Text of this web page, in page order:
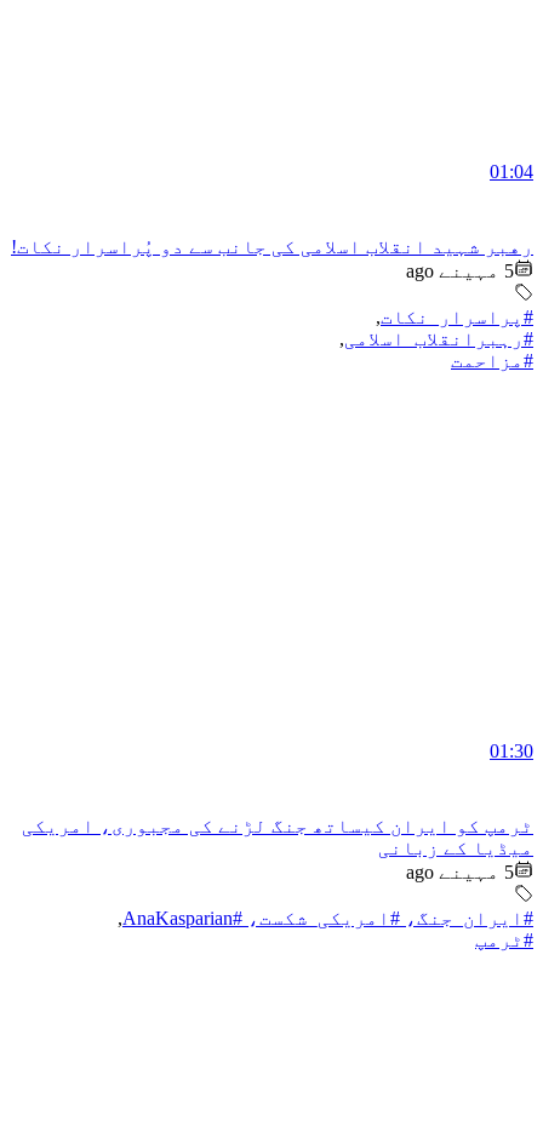
01:04
رهبر شہید انقلاب اسلامی کی جانب سے دو پُراسرار نکات!
5 مہینے ago
#پراسرار_نکات,
#رہبرانقلاب_اسلامی,
#مزاحمت
01:30
ٹرمپ کو ایران کیساتھ جنگ لڑنے کی مجبوری، امریکی
میڈیا کے زبانی
5 مہینے ago
#ایران_جنگ، #امریکی_شکست، #AnaKasparian
,
#ٹرمپ